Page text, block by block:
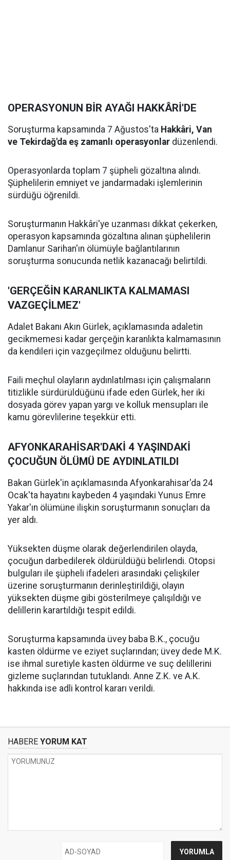
OPERASYONUN BİR AYAĞI HAKKÂRİ'DE
Soruşturma kapsamında 7 Ağustos'ta Hakkâri, Van
ve Tekirdağ'da eş zamanlı operasyonlar düzenlendi.
Operasyonlarda toplam 7 şüpheli gözaltına alındı.
Şüphelilerin emniyet ve jandarmadaki işlemlerinin
sürdüğü öğrenildi.
Soruşturmanın Hakkâri'ye uzanması dikkat çekerken,
operasyon kapsamında gözaltına alınan şüphelilerin
Damlanur Sarihan'ın ölümüyle bağlantılarının
soruşturma sonucunda netlik kazanacağı belirtildi.
'GERÇEĞİN KARANLIKTA KALMAMASI
VAZGEÇİLMEZ'
Adalet Bakanı Akın Gürlek, açıklamasında adaletin
gecikmemesi kadar gerçeğin karanlıkta kalmamasının
da kendileri için vazgeçilmez olduğunu belirtti.
Faili meçhul olayların aydınlatılması için çalışmaların
titizlikle sürdürüldüğünü ifade eden Gürlek, her iki
dosyada görev yapan yargı ve kolluk mensupları ile
kamu görevlilerine teşekkür etti.
AFYONKARAHİSAR'DAKİ 4 YAŞINDAKİ
ÇOCUĞUN ÖLÜMÜ DE AYDINLATILDI
Bakan Gürlek'in açıklamasında Afyonkarahisar'da 24
Ocak'ta hayatını kaybeden 4 yaşındaki Yunus Emre
Yakar'ın ölümüne ilişkin soruşturmanın sonuçları da
yer aldı.
Yüksekten düşme olarak değerlendirilen olayda,
çocuğun darbedilerek öldürüldüğü belirlendi. Otopsi
bulguları ile şüpheli ifadeleri arasındaki çelişkiler
üzerine soruşturmanın derinleştirildiği, olayın
yüksekten düşme gibi gösterilmeye çalışıldığı ve
delillerin karartıldığı tespit edildi.
Soruşturma kapsamında üvey baba B.K., çocuğu
kasten öldürme ve eziyet suçlarından; üvey dede M.K.
ise ihmal suretiyle kasten öldürme ve suç delillerini
gizleme suçlarından tutuklandı. Anne Z.K. ve A.K.
hakkında ise adli kontrol kararı verildi.
HABERE YORUM KAT